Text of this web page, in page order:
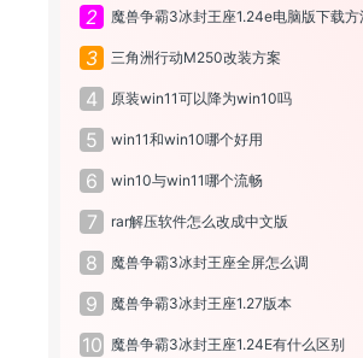
2 魔兽争霸3冰封王座1.24e电脑版下载方
3 三角洲行动M250改装方案
4 原装win11可以降为win10吗
5 win11和win10哪个好用
6 win10与win11哪个流畅
7 rar解压软件怎么改成中文版
8 魔兽争霸3冰封王座全屏怎么调
9 魔兽争霸3冰封王座1.27版本
10 魔兽争霸3冰封王座1.24E有什么区别